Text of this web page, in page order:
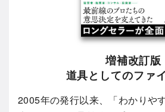
増補改訂版
道具としてのファ
2005年の発行以来、「わかりや